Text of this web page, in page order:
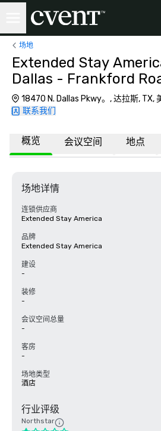
场地
Extended Stay
Dallas - Frankford
18470 N. Dallas Pkwy。, 达拉斯, TX,
联系我们
概览 会议空间 地点
场地详情
连锁供应商
Extended Stay America
品牌
Extended Stay America
建设
-
装修
-
会议空间总量
-
客房
-
场地类型
酒店
行业评级
Northstar